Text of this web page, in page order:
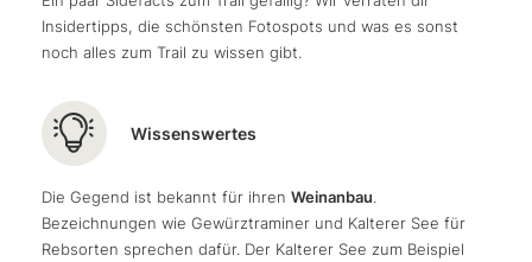
Panorama genießen, denn in jede Richtung finden wir
bekannte Berge und so erzählen wir uns Geschichten
haben oder noch machen wollen.
stringent miteinander, wie dieGegend um Tramin und
den Kalterer See.
und kommen schließlich inGraunan. So schnell wollen
wir diesenvon Highlights gespickten Tourentag
Buschenschank Lenzenhof
wir endlich Berg und Genuss ideal miteinander
kombinieren. Denn zu einem gelungenen Abschluss
aussichtsreichsten Bikegipfel, die wir seit langem
hatten, gehört für uns inTramin & Südtiroler Unterland
Insidertipps, die schönsten Fotospots und was es sonst
noch alles zum Trail zu wissen gibt.
Wissenswertes
Die Gegend ist bekannt für ihren Weinanbau.
Bezeichnungen wie Gewürztraminer und Kalterer See für
Rebsorten sprechen dafür. Der Kalterer See zum Beispiel